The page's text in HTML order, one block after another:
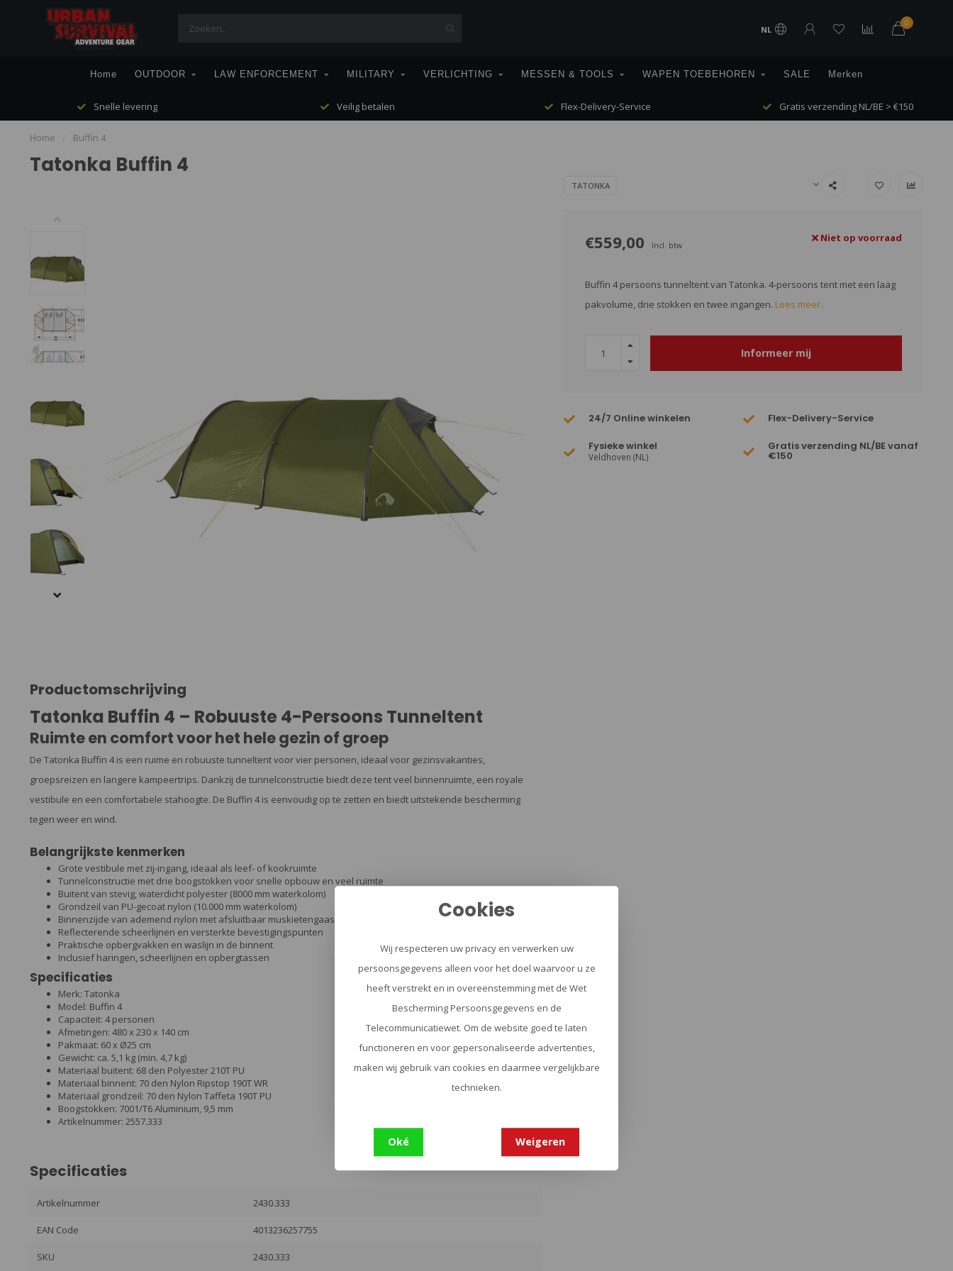
NL
0
Home OUTDOOR LAW ENFORCEMENT MILITARY VERLICHTING MESSEN & TOOLS WAPEN TOEBEHOREN SALE Merken
Snelle levering Veilig betalen Flex-Delivery-Service Gratis verzending NL/BE > €150
Home Buffin 4
Tatonka Buffin 4
TATONKA
€559,00 Incl. btw
Niet op voorraad
Buffin 4 persoons tunneltent van Tatonka. 4-persoons tent met een laag
pakvolume, drie stokken en twee ingangen. Lees meer..
Informeer mij
24/7 Online winkelen Flex-Delivery-Service
Fysieke winkel
Veldhoven (NL)
Gratis verzending NL/BE vanaf
€150
Productomschrijving
Tatonka Buffin 4 – Robuuste 4-Persoons Tunneltent
Ruimte en comfort voor het hele gezin of groep
De Tatonka Buffin 4 is een ruime en robuuste tunneltent voor vier personen, ideaal voor gezinsvakanties,
groepsreizen en langere kampeertrips. Dankzij de tunnelconstructie biedt deze tent veel binnenruimte, een royale
vestibule en een comfortabele stahoogte. De Buffin 4 is eenvoudig op te zetten en biedt uitstekende bescherming
tegen weer en wind.
Belangrijkste kenmerken
Grote vestibule met zij-ingang, ideaal als leef- of kookruimte
Tunnelconstructie met drie boogstokken voor snelle opbouw en veel ruimte
Buitent van stevig, waterdicht polyester (8000 mm waterkolom)
Grondzeil van PU-gecoat nylon (10.000 mm waterkolom)
Binnenzijde van ademend nylon met afsluitbaar muskietengaas
Reflecterende scheerlijnen en versterkte bevestigingspunten
Praktische opbergvakken en waslijn in de binnent
Inclusief haringen, scheerlijnen en opbergtassen
Specificaties
Merk: Tatonka
Model: Buffin 4
Capaciteit: 4 personen
Afmetingen: 480 x 230 x 140 cm
Pakmaat: 60 x Ø25 cm
Gewicht: ca. 5,1 kg (min. 4,7 kg)
Materiaal buitent: 68 den Polyester 210T PU
Materiaal binnent: 70 den Nylon Ripstop 190T WR
Materiaal grondzeil: 70 den Nylon Taffeta 190T PU
Boogstokken: 7001/T6 Aluminium, 9,5 mm
Artikelnummer: 2557.333
Specificaties
Artikelnummer 2430.333
EAN Code 4013236257755
SKU 2430.333
Cookies
Wij respecteren uw privacy en verwerken uw
persoonsgegevens alleen voor het doel waarvoor u ze
heeft verstrekt en in overeenstemming met de Wet
Bescherming Persoonsgegevens en de
Telecommunicatiewet. Om de website goed te laten
functioneren en voor gepersonaliseerde advertenties,
maken wij gebruik van cookies en daarmee vergelijkbare
technieken.
Oké Weigeren